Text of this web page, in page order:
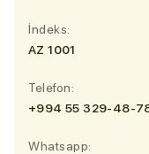
İndeks:
AZ 1001
Telefon:
+994 55 329-48-
Whatsapp: